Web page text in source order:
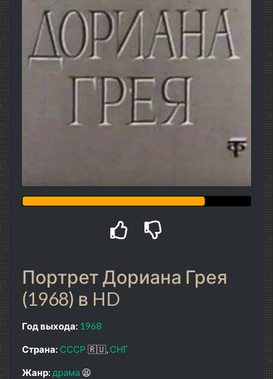
Портрет Дориана Грея
(1968) в HD
Год выхода: 1968
Страна: СССР 🇷🇺 СНГ
Жанр: драма 😫